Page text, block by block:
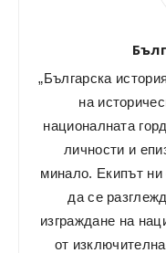
„Българска
на
националната
личности и
минало. Екипът ни
да се
изграждане на
от